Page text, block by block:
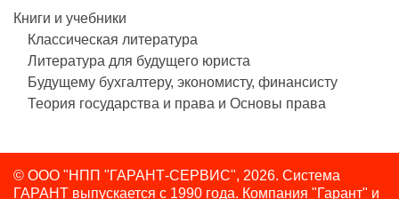
Книги и учебники
Классическая литература
Литература для будущего юриста
Будущему бухгалтеру, экономисту, финансисту
Теория государства и права и Основы права
© ООО "НПП "ГАРАНТ-СЕРВИС", 2026. Система
ГАРАНТ выпускается с 1990 года. Компания "Гарант" и